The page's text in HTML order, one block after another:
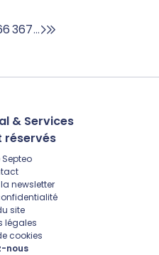
367...
& Services
réservés
Septeo
newsletter
site
légales
cookies
nous